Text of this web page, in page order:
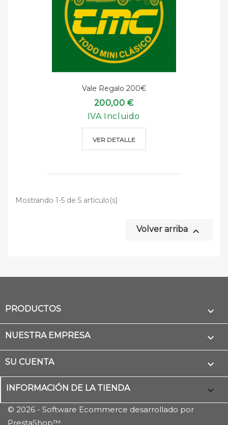
Vale Regalo 200€
200,00 €
IVA Incluido
VER DETALLE
Mostrando 1-5 de 5 artículo(s)
Volver arriba 
PRODUCTOS 
NUESTRA EMPRESA 
SU CUENTA 
INFORMACIÓN DE LA TIENDA keyboard_arrow_down
© 2026 - Software Ecommerce desarrollado por
PrestaShop™